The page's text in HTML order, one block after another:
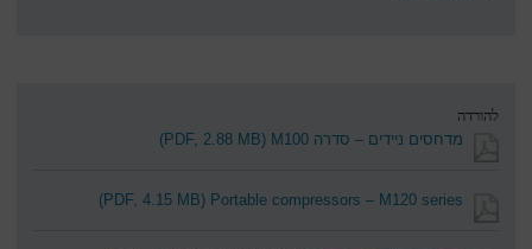
להורדה
מדחסים ניידים – סדרה M100 (PDF, 2.88 MB)
Portable compressors – M120 series
(PDF, 4.15 MB)